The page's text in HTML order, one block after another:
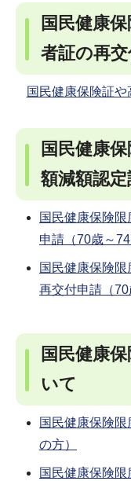
国民健康
者証の再
国民健康保険証
国民健康
額減額認
国民健康保険
申請（70歳～74
国民健康保険
再交付申請（70
国民健康
いて
国民健康保険
の方）
国民健康保険